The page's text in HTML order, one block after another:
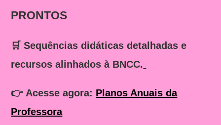
PRONTOS
🛒 Sequências didáticas detalhadas e
recursos alinhados à BNCC.
👉 Acesse agora: Planos Anuais da
Professora